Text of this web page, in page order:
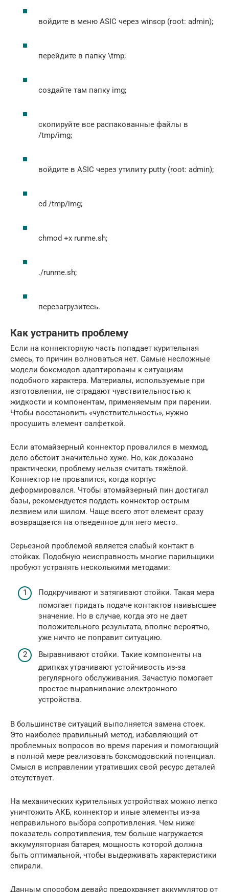
войдите в меню ASIC через winscp (root: admin);
перейдите в папку \tmp;
создайте там папку img;
скопируйте все распакованные файлы в
/tmp/img;
войдите в ASIC через утилиту putty (root: admin);
cd /tmp/img;
chmod +x runme.sh;
./runme.sh;
перезагрузитесь.
Как устранить проблему
Если на коннекторную часть попадает курительная
смесь, то причин волноваться нет. Самые несложные
модели боксмодов адаптированы к ситуациям
подобного характера. Материалы, используемые при
изготовлении, не страдают чувствительностью к
жидкости и компонентам, применяемым при парении.
Чтобы восстановить «чувствительность», нужно
просушить элемент салфеткой.
Если атомайзерный коннектор провалился в мехмод,
дело обстоит значительно хуже. Но, как доказано
практически, проблему нельзя считать тяжёлой.
Коннектор не провалится, когда корпус
деформировался. Чтобы атомайзерный пин достигал
базы, рекомендуется поддеть коннектор острым
лезвием или шилом. Чаще всего этот элемент сразу
возвращается на отведенное для него место.
Серьезной проблемой является слабый контакт в
стойках. Подобную неисправность многие парильщики
пробуют устранять несколькими методами:
Подкручивают и затягивают стойки. Такая мера
помогает придать подаче контактов наивысшее
значение. Но в случае, когда это не дает
положительного результата, вполне вероятно,
уже ничто не поправит ситуацию.
Выравнивают стойки. Такие компоненты на
дрипках утрачивают устойчивость из-за
регулярного обслуживания. Зачастую помогает
простое выравнивание электронного
устройства.
В большинстве ситуаций выполняется замена стоек.
Это наиболее правильный метод, избавляющий от
проблемных вопросов во время парения и помогающий
в полной мере реализовать боксмодовский потенциал.
Смысл в исправлении утративших свой ресурс деталей
отсутствует.
На механических курительных устройствах можно легко
уничтожить АКБ, коннектор и иные элементы из-за
неправильного выбора сопротивления. Чем ниже
показатель сопротивления, тем больше нагружается
аккумуляторная батарея, мощность которой должна
быть оптимальной, чтобы выдерживать характеристики
спирали.
Данным способом девайс предохраняет аккумулятор от